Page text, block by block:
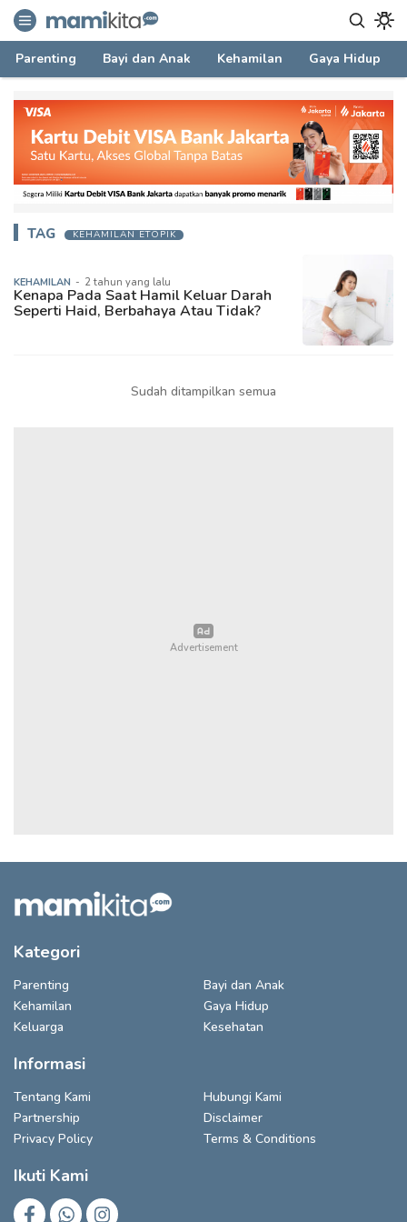
mamikita.com
Informasi Parenting untuk Mami Milenial
Parenting Bayi dan Anak Kehamilan Gaya Hidup
TAG KEHAMILAN ETOPIK
KEHAMILAN - 2 tahun yang lalu
Kenapa Pada Saat Hamil Keluar Darah
Seperti Haid, Berbahaya Atau Tidak?
Sudah ditampilkan semua
Kategori
Parenting
Bayi dan Anak
Kehamilan
Gaya Hidup
Keluarga
Kesehatan
Informasi
Tentang Kami
Hubungi Kami
Partnership
Disclaimer
Privacy Policy
Terms & Conditions
Ikuti Kami